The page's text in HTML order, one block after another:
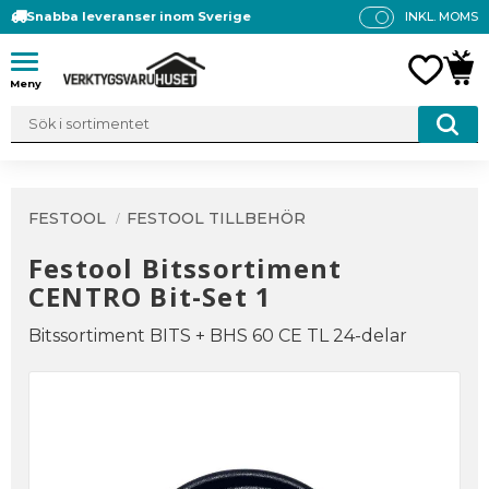
Meny
Snabba leveranser inom Sverige
P
INKL. MOMS
FESTOOL FESTOOL TILLBEHÖR
Festool Bitssortiment
CENTRO Bit-Set 1
Bitssortiment BITS + BHS 60 CE TL 24-delar